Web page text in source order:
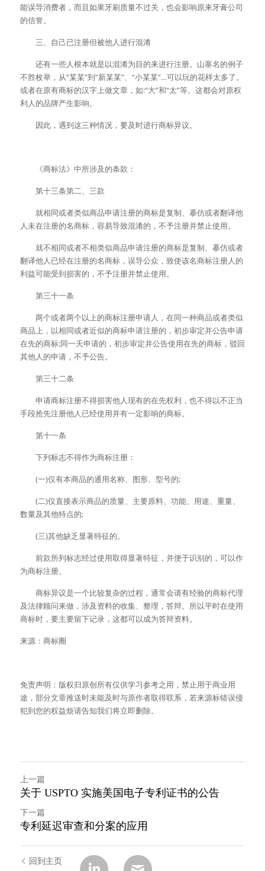
能误导消费者，而且如果牙刷质量不过关，也会影响原来牙膏公司
的信誉。
三、自己已注册但被他人进行混淆
还有一些人根本就是以混淆为目的来进行注册。山寨名的例子
不胜枚举，从“某某”到“新某某”、“小某某”…可以玩的花样太多了。
或者在原有商标的汉字上做文章，如:“大”和“太”等。这都会对原权
利人的品牌产生影响。
因此，遇到这三种情况，要及时进行商标异议。
《商标法》中所涉及的条款：
第十三条第二、三款
就相同或者类似商品申请注册的商标是复制、摹仿或者翻译他
人未在注册的名商标，容易导致混淆的，不予注册并禁止使用。
就不相同或者不相类似商品申请注册的商标是复制、摹仿或者
翻译他人已经在注册的名商标，误导公众，致使该名商标注册人的
利益可能受到损害的，不予注册并禁止使用。
第三十一条
两个或者两个以上的商标注册申请人，在同一种商品或者类似
商品上，以相同或者近似的商标申请注册的，初步审定并公告申请
在先的商标;同一天申请的，初步审定并公告使用在先的商标，驳回
其他人的申请，不予公告。
第三十二条
申请商标注册不得损害他人现有的在先权利，也不得以不正当
手段抢先注册他人已经使用并有一定影响的商标。
第十一条
下列标志不得作为商标注册：
(一)仅有本商品的通用名称、图形、型号的;
(二)仅直接表示商品的质量、主要原料、功能、用途、重量、
数量及其他特点的;
(三)其他缺乏显著特征的。
前款所列标志经过使用取得显著特征，并便于识别的，可以作
为商标注册。
商标异议是一个比较复杂的过程，通常会请有经验的商标代理
及法律顾问来做，涉及资料的收集、整理，答辩。所以平时在使用
商标时，要主要留下记录，这都可以成为答辩资料。
来源：商标圈
免责声明：版权归原创所有仅供学习参考之用，禁止用于商业用
途，部分文章推送时未能及时与原作者取得联系，若来源标错误侵
犯到您的权益烦请告知我们将立即删除。
上一篇
关于 USPTO 实施美国电子专利证书的公告
下一篇
专利延迟审查和分案的应用
回到主页